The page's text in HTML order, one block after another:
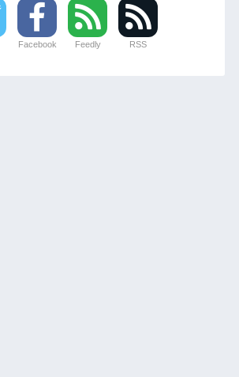
Facebook Feedly RSS